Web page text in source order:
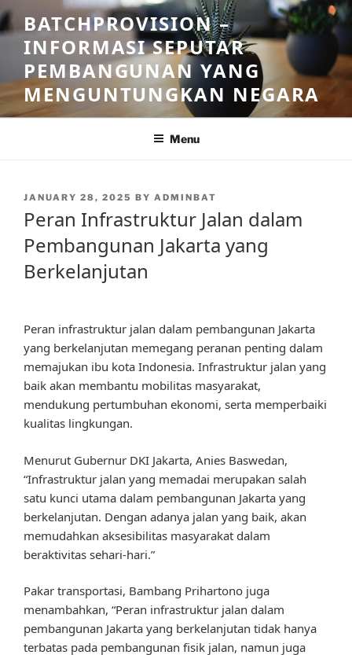
Skip
to
content
BATCHPROVISION –
INFORMASI SEPUTAR
PEMBANGUNAN YANG
MENGUNTUNGKAN NEGARA
Menu
POSTED
JANUARY 28, 2025 BY ADMINBAT
Peran Infrastruktur Jalan dalam
Pembangunan Jakarta yang
Berkelanjutan
Peran infrastruktur jalan dalam pembangunan Jakarta
yang berkelanjutan memegang peranan penting dalam
memajukan ibu kota Indonesia. Infrastruktur jalan yang
baik akan membantu mobilitas masyarakat,
mendukung pertumbuhan ekonomi, serta memperbaiki
kualitas lingkungan.
Menurut Gubernur DKI Jakarta, Anies Baswedan,
“Infrastruktur jalan yang memadai merupakan salah
satu kunci utama dalam pembangunan Jakarta yang
berkelanjutan. Dengan adanya jalan yang baik, akan
memudahkan aksesibilitas masyarakat dalam
beraktivitas sehari-hari.”
Pakar transportasi, Bambang Prihartono juga
menambahkan, “Peran infrastruktur jalan dalam
pembangunan Jakarta yang berkelanjutan tidak hanya
terbatas pada pembangunan fisik jalan, namun juga